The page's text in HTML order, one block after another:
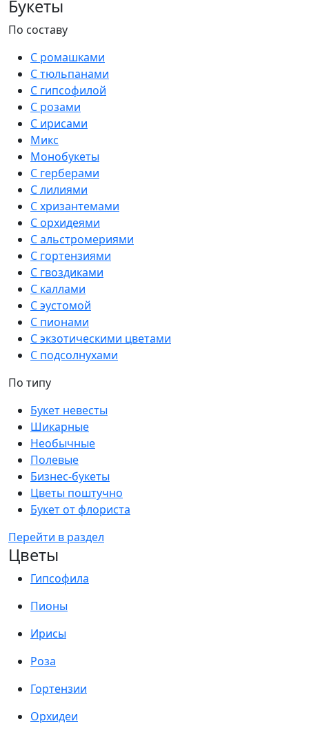
Букеты
По составу
С ромашками
С тюльпанами
С гипсофилой
С розами
С ирисами
Микс
Монобукеты
С герберами
С лилиями
С хризантемами
С орхидеями
С альстромериями
С гортензиями
С гвоздиками
С каллами
С эустомой
С пионами
С экзотическими цветами
С подсолнухами
По типу
Букет невесты
Шикарные
Необычные
Полевые
Бизнес-букеты
Цветы поштучно
Букет от флориста
Перейти в раздел
Цветы
Гипсофила
Пионы
Ирисы
Роза
Гортензии
Орхидеи